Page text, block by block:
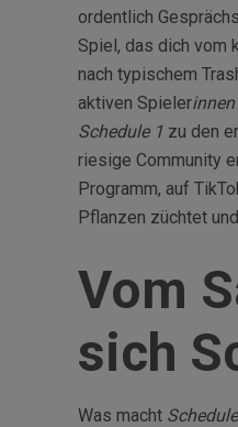
ordentlich
Spiel, das dich vom
nach typischem
aktiven Spieler
Schedule 1 zu den
riesige Community
Programm, auf
Pflanzen züchtet
Vom
sich
Was macht